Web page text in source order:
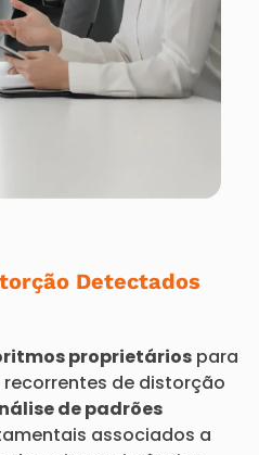
Detectados
proprietários para
de distorção
de padrões
associados a